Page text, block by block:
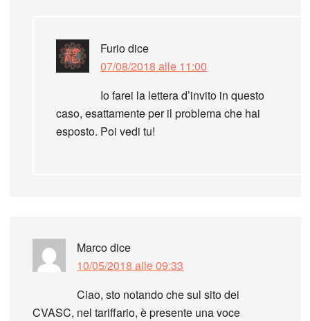
Furiodice
07/08/2018 alle 11:00
Io farei la lettera d’invito in questo
caso, esattamente per il problema che hai
esposto. Poi vedi tu!
Marcodice
10/05/2018 alle 09:33
Ciao, sto notando che sul sito dei
CVASC, nel tariffario, è presente una voce